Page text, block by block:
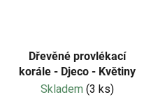
Dřevěné provlékací
korále - Djeco - Květiny
Skladem (3 ks)